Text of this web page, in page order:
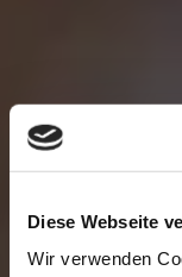
Diese Webseite
Wir verwenden